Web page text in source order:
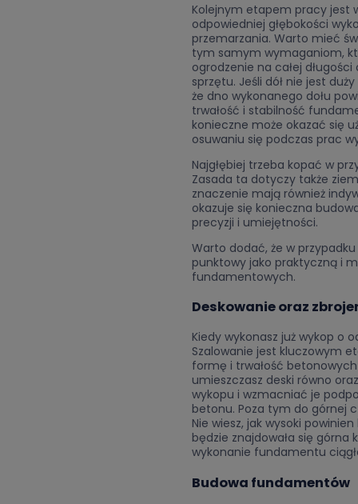
Kolejnym etapem pracy jest
odpowiedniej głębokości
przemarzania. Warto mieć
tym samym wymaganiom,
ogrodzenie na całej
sprzętu. Jeśli dół nie jest
że dno wykonanego dołu
trwałość i stabilność
konieczne może okazać się
osuwaniu się podczas prac
Najgłębiej trzeba kopać w
Zasada ta dotyczy także
znaczenie mają również
okazuje się konieczna
precyzji i umiejętności.
Warto dodać, że w
punktowy jako praktyczną i
fundamentowych.
Deskowanie oraz
Kiedy wykonasz już wykop o
Szalowanie jest kluczowym
formę i trwałość
umieszczasz deski równo
wykopu i wzmacniać je
betonu. Poza tym do górnej
Nie wiesz, jak wysoki
będzie znajdowała się górna
wykonanie fundamentu
Budowa fundamentów